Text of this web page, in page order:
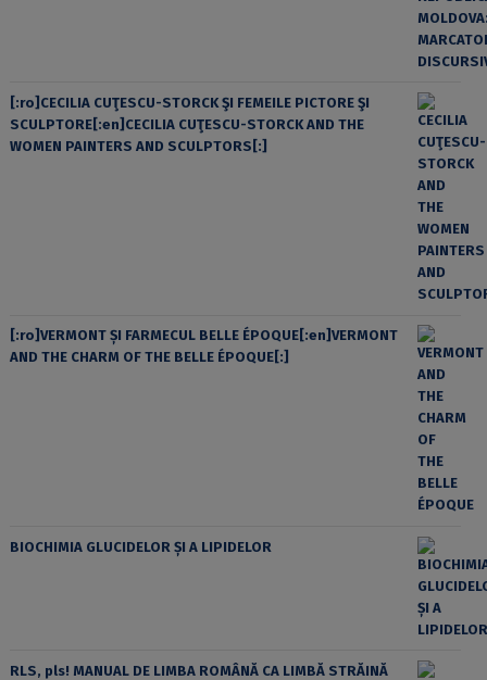
[:ro]CECILIA CUŢESCU-STORCK ŞI FEMEILE PICTORE ŞI
SCULPTORE[:en]CECILIA CUŢESCU-STORCK AND THE
WOMEN PAINTERS AND SCULPTORS[:]
[:ro]VERMONT ȘI FARMECUL BELLE ÉPOQUE[:en]VERMONT
AND THE CHARM OF THE BELLE ÉPOQUE[:]
BIOCHIMIA GLUCIDELOR ȘI A LIPIDELOR
RLS, pls! MANUAL DE LIMBA ROMÂNĂ CA LIMBĂ STRĂINĂ